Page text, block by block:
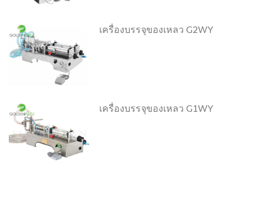
เครื่องบรรจุของเหลว G2WY
เครื่องบรรจุของเหลว G1WY